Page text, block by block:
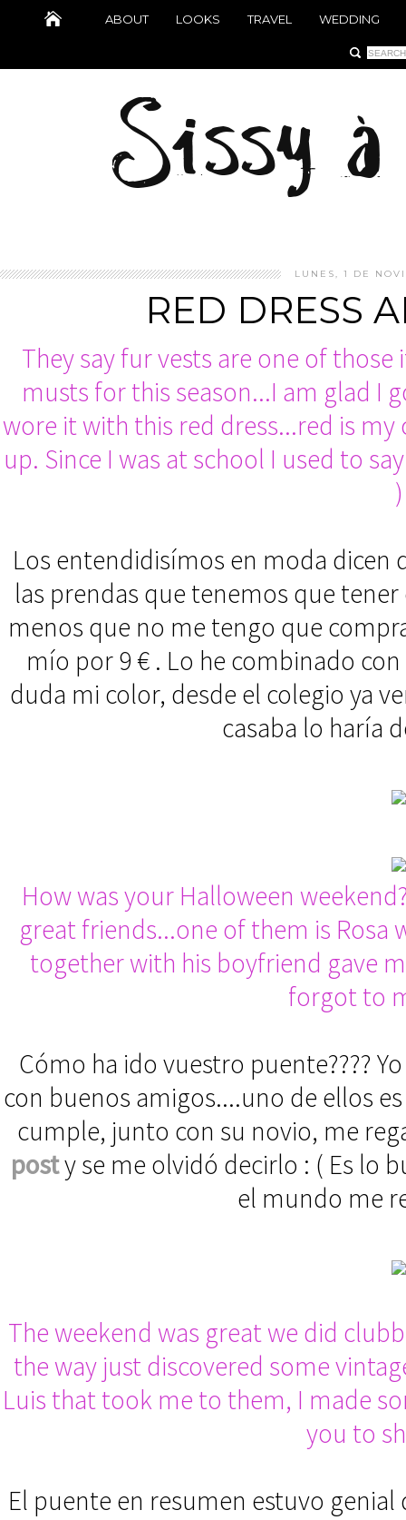
ABOUT LOOKS TRAVEL WEDDING
LUNES, 1 DE
RED DRESS
They say fur vests are one of
musts for this season...I am glad I
wore it with this red dress...red is
up. Since I was at school I used to
)
Los entendidisímos en moda dicen
las prendas que tenemos que
menos que no me tengo que
mío por 9 € . Lo he combinado
duda mi color, desde el colegio ya
casaba lo haría
How was your Halloween
great friends...one of them is
together with his boyfriend gave
forgot to
Cómo ha ido vuestro puente????
con buenos amigos....uno de ellos
cumple, junto con su novio, me
posty se me olvidó decirlo : ( Es lo
el mundo me
The weekend was great we did
the way just discovered some
Luis that took me to them, I made
you to
El puente en resumen estuvo